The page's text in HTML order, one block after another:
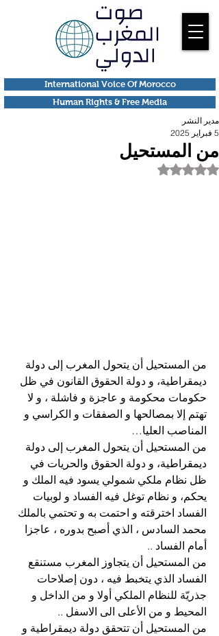
Human Rights & Free Media
International Voice Of Morocco
من المستحيل
مدير النشر
5 فبراير 2025
تم التقييم بـ ليس رقمًا من أصل 5 نجوم.
من المستحيل أن يتحول المغرب إلى دولة
ديمقراطية، و دولة الحقوق القانون في ظل
حكومات محكومة و عاجزة و فاشلة ، و لا
تهتم إلا بمصالحها و الصفقات و الكراسي و
المناصب العليا…
من المستحيل أن يتحول المغرب إلى دولة
ديمقراطية، و دولة الحقوق والحريات في
ظل نظام ملكي شمولي يسود فيه الملك و
يحكم، و نظام توغل فيه الفساد و لوبيات
الفساد اخترقته و احتمت به و تحتمي بالملك
محمد السادس ، الذي أصبح بدوره ، عاجزا
أمام الفساد ..
من المستحيل أن يتجاوز المغرب مستنقع
الفساد الذي يتخبط فيه ، دون إصلاحات
جذريّة للنظام الملكي أولا و من الداخل و
المحيط و من الأعلى الى الاسفل ..
من المستحيل أن تتحقق دولة ديمقراطية و